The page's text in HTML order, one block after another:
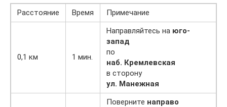
Расстояние Время Примечание
0,1 км 1 мин.
Направляйтесь на юго-
запад
по
наб. Кремлевская
в сторону
ул. Манежная
Поверните направо